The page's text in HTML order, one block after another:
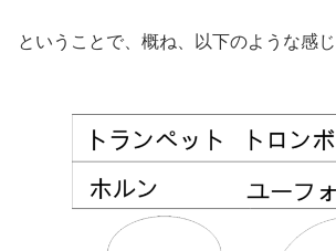
ということで、概ね、以下のような感じ